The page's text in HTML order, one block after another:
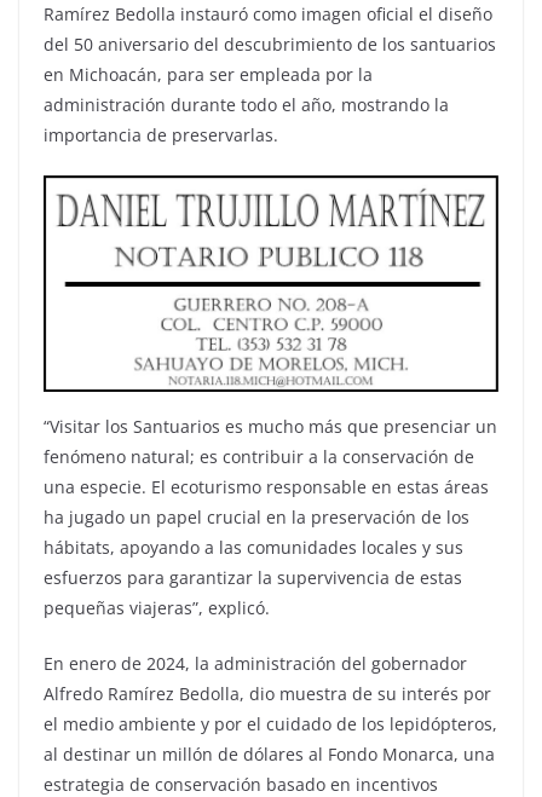
Ramírez Bedolla instauró como imagen oficial el diseño
del 50 aniversario del descubrimiento de los santuarios
en Michoacán, para ser empleada por la
administración durante todo el año, mostrando la
importancia de preservarlas.
“Visitar los Santuarios es mucho más que presenciar un
fenómeno natural; es contribuir a la conservación de
una especie. El ecoturismo responsable en estas áreas
ha jugado un papel crucial en la preservación de los
hábitats, apoyando a las comunidades locales y sus
esfuerzos para garantizar la supervivencia de estas
pequeñas viajeras”, explicó.
En enero de 2024, la administración del gobernador
Alfredo Ramírez Bedolla, dio muestra de su interés por
el medio ambiente y por el cuidado de los lepidópteros,
al destinar un millón de dólares al Fondo Monarca, una
estrategia de conservación basado en incentivos